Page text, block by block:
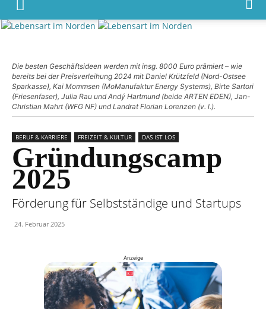
Die besten Geschäftsideen werden mit insg. 8000 Euro prämiert – wie
bereits bei der Preisverleihung 2024 mit Daniel Krützfeld (Nord-Ostsee
Sparkasse), Kai Mommsen (MoManufaktur Energy Systems), Birte Sartori
(Friesenfaser), Julia Rau und Andý Hartmund (beide ARTEN EDEN), Jan-
Christian Mahrt (WFG NF) und Landrat Florian Lorenzen (v. l.).
BERUF & KARRIERE FREIZEIT & KULTUR DAS IST LOS
Gründungscamp
2025
Förderung für Selbstständige und Startups
24. Februar 2025
Anzeige